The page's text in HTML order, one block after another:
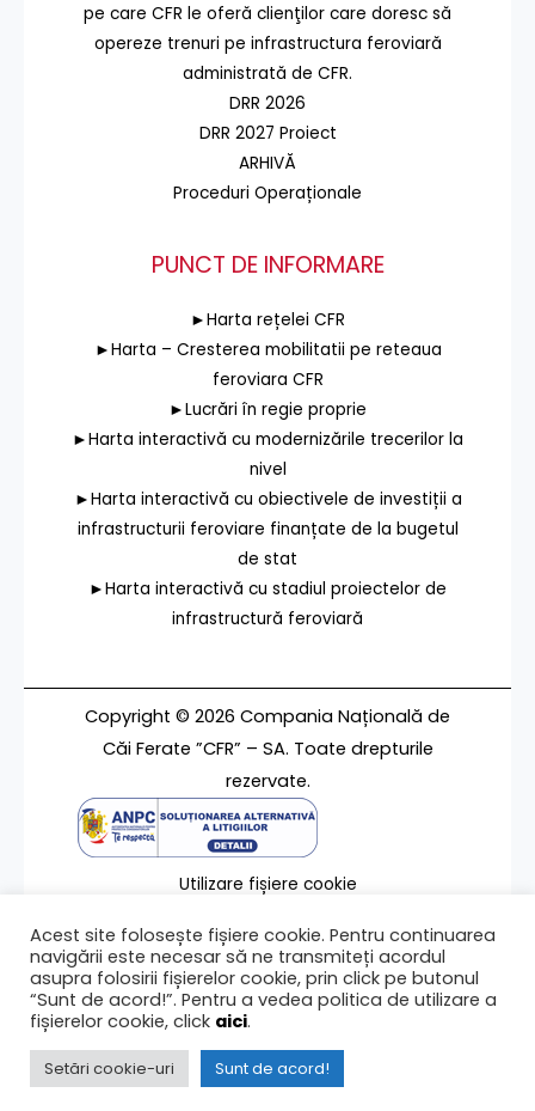
pe care CFR le oferă clienţilor care doresc să
opereze trenuri pe infrastructura feroviară
administrată de CFR.
DRR 2026
DRR 2027 Proiect
ARHIVĂ
Proceduri Operaționale
PUNCT DE INFORMARE
►Harta rețelei CFR
►Harta – Cresterea mobilitatii pe reteaua
feroviara CFR
►Lucrări în regie proprie
►Harta interactivă cu modernizările trecerilor la
nivel
►Harta interactivă cu obiectivele de investiții a
infrastructurii feroviare finanțate de la bugetul
de stat
►Harta interactivă cu stadiul proiectelor de
infrastructură feroviară
Copyright © 2026 Compania Națională de
Căi Ferate ”CFR” – SA. Toate drepturile
rezervate.
Utilizare fișiere cookie
Contact
Ultima modificare a paginii 31/03/2021
Acest site folosește fișiere cookie. Pentru continuarea
navigării este necesar să ne transmiteți acordul
asupra folosirii fișierelor cookie, prin click pe butonul
“Sunt de acord!”. Pentru a vedea politica de utilizare a
fișierelor cookie, click aici.
Setări cookie-uri Sunt de acord!